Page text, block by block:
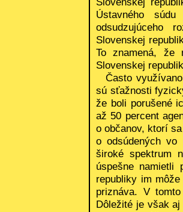
Ústavného
odsudzujúceho
Slovenskej
To znamená, že
Slovenskej
Často
sú sťažnosti
že boli porušené
až 50 percent
o občanov, ktorí
o odsúdených
široké spektrum
úspešne namietli
republiky im
priznáva. V
Dôležité je však